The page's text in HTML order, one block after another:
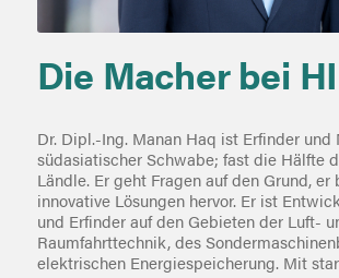
Die Macher bei
Dr. Dipl.-Ing. Manan Haq ist Erfinder und
südasiatischer Schwabe; fast die Hälfte
Ländle. Er geht Fragen auf den Grund, er
innovative Lösungen hervor. Er ist
und Erfinder auf den Gebieten der Luft-
Raumfahrttechnik, des
elektrischen Energiespeicherung. Mit